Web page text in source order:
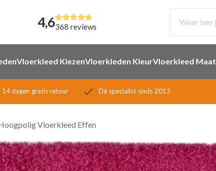
4,6368 reviews
Vloerkleed KiezenVloerkleden KleurVloerkleed Maat
14 dagen gratis retour Dé specialist sinds 2013
Vloerkleed Effen